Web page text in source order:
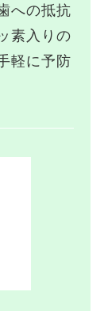
への抵抗
素入りの
軽に予防